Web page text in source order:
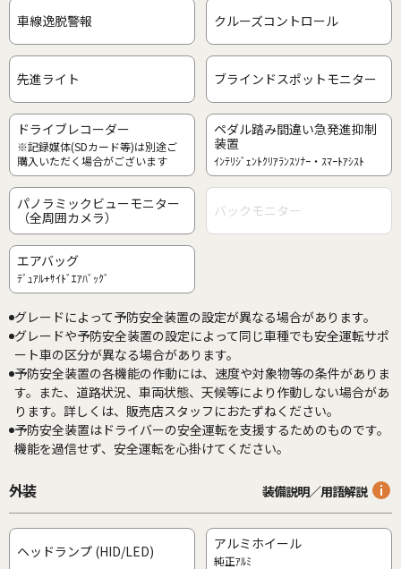
車線逸脱警報 クルーズコントロール
先進ライト ブラインドスポットモニター
ドライブレコーダー
※記録媒体(SDカード等)は別途ご
購入いただく場合がございます
ペダル踏み間違い急発進抑制
装置
ｲﾝﾃﾘｼﾞｪﾝﾄｸﾘｱﾗﾝｽｿﾅｰ・ｽﾏｰﾄｱｼｽﾄ
パノラミックビューモニター
（全周囲カメラ）
バックモニター
エアバッグ
ﾃﾞｭｱﾙ+ｻｲﾄﾞｴｱﾊﾞｯｸﾞ
グレードによって予防安全装置の設定が異なる場合があります。
グレードや予防安全装置の設定によって同じ車種でも安全運転サポ
ート車の区分が異なる場合があります。
予防安全装置の各機能の作動には、速度や対象物等の条件がありま
す。また、道路状況、車両状態、天候等により作動しない場合があ
ります。詳しくは、販売店スタッフにおたずねください。
予防安全装置はドライバーの安全運転を支援するためのものです。
機能を過信せず、安全運転を心掛けてください。
外装 装備説明／用語解説
ヘッドランプ (HID/LED) アルミホイール
純正ｱﾙﾐ